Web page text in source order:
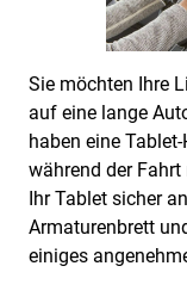
Sie möchten Ihre
auf eine lange
haben eine
während der
Ihr Tablet sicher
Armaturenbrett
einiges